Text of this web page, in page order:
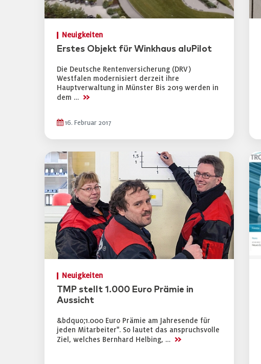
Neuigkeiten
Erstes Objekt für Winkhaus aluPilot
Die Deutsche Rentenversicherung (DRV)
Westfalen modernisiert derzeit ihre
Hauptverwaltung in Münster Bis 2019 werden in
dem … >>
16. Februar 2017
Neuigkeiten
TMP stellt 1.000 Euro Prämie in
Aussicht
&bdquo;1.000 Euro Prämie am Jahresende für
jeden Mitarbeiter". So lautet das anspruchsvolle
Ziel, welches Bernhard Helbing, … >>